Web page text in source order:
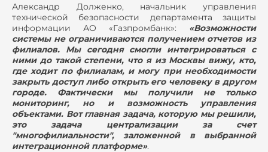
Александр Долженко, начальник управления
технической безопасности департамента защиты
информации АО «Газпромбанк»: «Возможности
системы не ограничиваются получением отчетов из
филиалов. Мы сегодня смогли интегрироваться с
ними до такой степени, что я из Москвы вижу, кто,
где ходит по филиалам, и могу при необходимости
закрыть доступ либо открыть его человеку в другом
городе. Фактически мы получили не только
мониторинг, но и возможность управления
объектами. Вот главная задача, которую мы решили,
это задача централизации за счет
"многофилиальности", заложенной в выбранной
интеграционной платформе».